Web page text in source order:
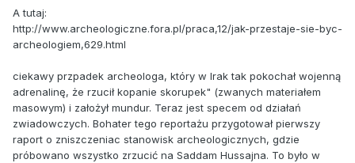
A tutaj:
http://www.archeologiczne.fora.pl/praca,12/jak-przestaje-sie-byc-
archeologiem,629.html
ciekawy przpadek archeologa, który w Irak tak pokochał wojenną
adrenalinę, że rzucił kopanie skorupek" (zwanych materiałem
masowym) i założył mundur. Teraz jest specem od działań
zwiadowczych. Bohater tego reportażu przygotował pierwszy
raport o zniszczeniac stanowisk archeologicznych, gdzie
próbowano wszystko zrzucić na Saddam Hussajna. To było w